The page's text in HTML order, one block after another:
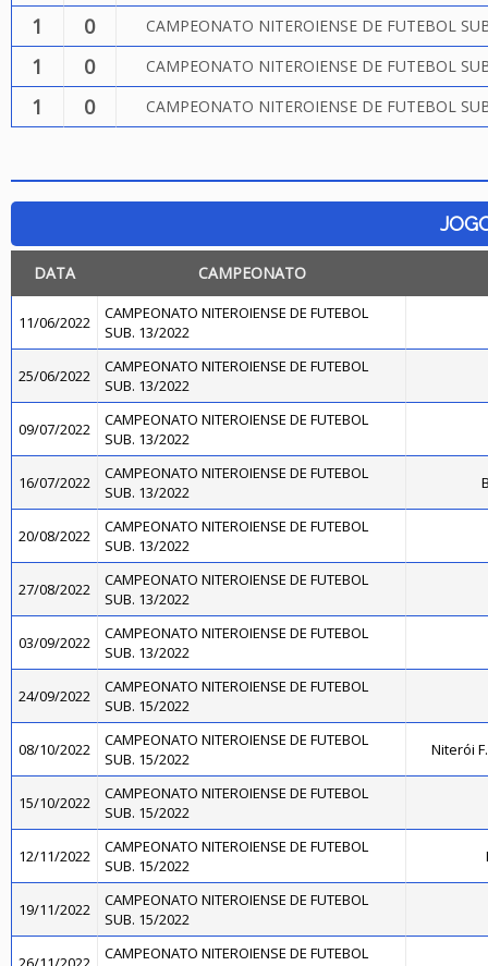
1 0 CAMPEONATO NITEROIENSE DE FUTEBOL
1 0 CAMPEONATO NITEROIENSE DE FUTEBOL
1 0 CAMPEONATO NITEROIENSE DE FUTEBOL
DATA CAMPEONATO
11/06/2022
CAMPEONATO NITEROIENSE DE FUTEBOL
SUB. 13/2022
25/06/2022
CAMPEONATO NITEROIENSE DE FUTEBOL
SUB. 13/2022
09/07/2022
CAMPEONATO NITEROIENSE DE FUTEBOL
SUB. 13/2022
16/07/2022
CAMPEONATO NITEROIENSE DE FUTEBOL
SUB. 13/2022
20/08/2022
CAMPEONATO NITEROIENSE DE FUTEBOL
SUB. 13/2022
27/08/2022
CAMPEONATO NITEROIENSE DE FUTEBOL
SUB. 13/2022
03/09/2022
CAMPEONATO NITEROIENSE DE FUTEBOL
SUB. 13/2022
24/09/2022
CAMPEONATO NITEROIENSE DE FUTEBOL
SUB. 15/2022
08/10/2022
CAMPEONATO NITEROIENSE DE FUTEBOL
SUB. 15/2022
Niterói
15/10/2022
CAMPEONATO NITEROIENSE DE FUTEBOL
SUB. 15/2022
12/11/2022
CAMPEONATO NITEROIENSE DE FUTEBOL
SUB. 15/2022
19/11/2022
CAMPEONATO NITEROIENSE DE FUTEBOL
SUB. 15/2022
CAMPEONATO NITEROIENSE DE FUTEBOL